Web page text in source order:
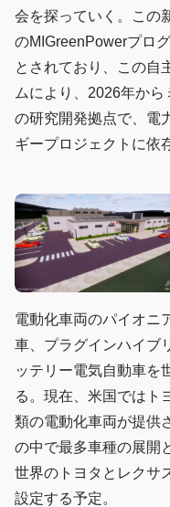
会を探っていく。この
のMIGreenPowerプロ
とされており、この自
ムにより、2026年か
の研究開発拠点で、電
ギープロジェクトに依
電動化車両のパイオニ
車、プラグインハイブ
ッテリー電気自動車を
る。現在、米国ではト
類の電動化車両が提供
の中で最多車種の展開
世界のトヨタとレクサ
設定する予定。